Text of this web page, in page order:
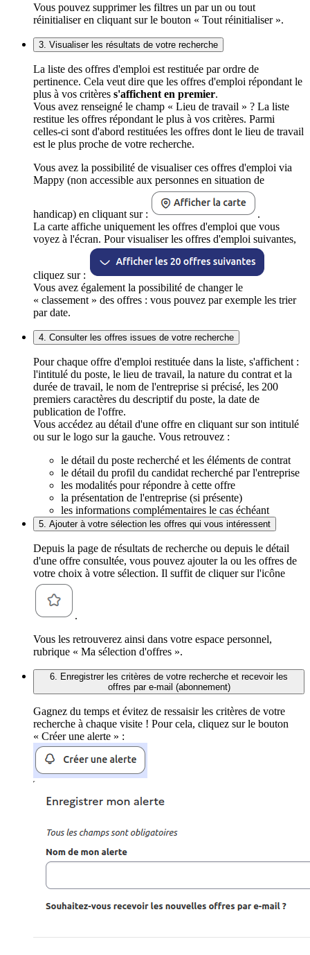
Vous pouvez supprimer les filtres un par un ou tout
réinitialiser en cliquant sur le bouton « Tout réinitialiser ».
3. Visualiser les résultats de votre recherche
La liste des offres d'emploi est restituée par ordre de
pertinence. Cela veut dire que les offres d'emploi répondant le
plus à vos critères s'affichent en premier.
Vous avez renseigné le champ « Lieu de travail » ? La liste
restitue les offres répondant le plus à vos critères. Parmi
celles-ci sont d'abord restituées les offres dont le lieu de travail
est le plus proche de votre recherche.
Vous avez la possibilité de visualiser ces offres d'emploi via
Mappy (non accessible aux personnes en situation de
handicap) en cliquant sur :
.
La carte affiche uniquement les offres d'emploi que vous
voyez à l'écran. Pour visualiser les offres d'emploi suivantes,
cliquez sur :
Vous avez également la possibilité de changer le
« classement » des offres : vous pouvez par exemple les trier
par date.
4. Consulter les offres issues de votre recherche
Pour chaque offre d'emploi restituée dans la liste, s'affichent :
l'intitulé du poste, le lieu de travail, la nature du contrat et la
durée de travail, le nom de l'entreprise si précisé, les 200
premiers caractères du descriptif du poste, la date de
publication de l'offre.
Vous accédez au détail d'une offre en cliquant sur son intitulé
ou sur le logo sur la gauche. Vous retrouvez :
le détail du poste recherché et les éléments de contrat
le détail du profil du candidat recherché par l'entreprise
les modalités pour répondre à cette offre
la présentation de l'entreprise (si présente)
les informations complémentaires le cas échéant
5. Ajouter à votre sélection les offres qui vous intéressent
Depuis la page de résultats de recherche ou depuis le détail
d'une offre consultée, vous pouvez ajouter la ou les offres de
votre choix à votre sélection. Il suffit de cliquer sur l'icône
.
Vous les retrouverez ainsi dans votre espace personnel,
rubrique « Ma sélection d'offres ».
6. Enregistrer les critères de votre recherche et recevoir les
offres par e-mail (abonnement)
Gagnez du temps et évitez de ressaisir les critères de votre
recherche à chaque visite ! Pour cela, cliquez sur le bouton
« Créer une alerte » :